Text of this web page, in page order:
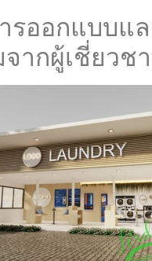
รออกแบบแ
จากผู้เชี่ยวช